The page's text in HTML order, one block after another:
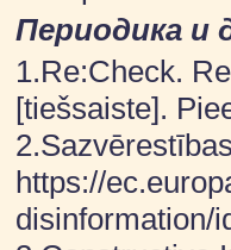
Периодика и
1.Re:Check.
[tiešsaiste].
https://
disinformation/